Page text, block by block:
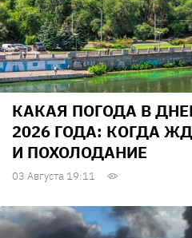
КАКАЯ ПОГОДА В
2026 ГОДА: КОГДА
И ПОХОЛОДАНИЕ
03 Августа 19:11